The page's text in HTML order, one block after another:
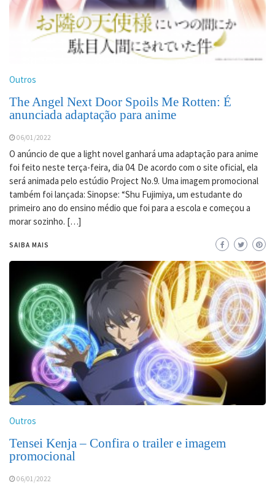
Outros
The Angel Next Door Spoils Me Rotten: É
anunciada adaptação para anime
06/01/2022
O anúncio de que a light novel ganhará uma adaptação para anime
foi feito neste terça-feira, dia 04. De acordo com o site oficial, ela
será animada pelo estúdio Project No.9. Uma imagem promocional
também foi lançada: Sinopse: “Shu Fujimiya, um estudante do
primeiro ano do ensino médio que foi para a escola e começou a
morar sozinho. […]
SAIBA MAIS
Outros
Tensei Kenja – Confira o trailer e imagem
promocional
06/01/2022